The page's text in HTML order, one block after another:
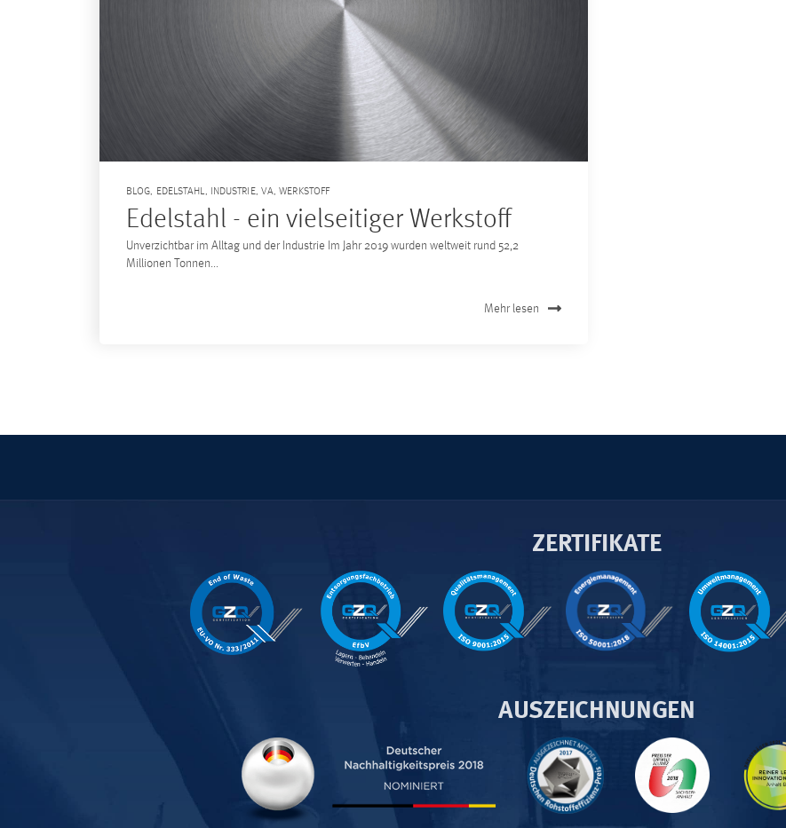
BLOG, EDELSTAHL, INDUSTRIE, VA,WERKSTOFF
Edelstahl - ein vielseitiger Werkstoff
Unverzichtbar im Alltag und der Industrie Im Jahr 2019 wurden weltweit rund 52,2
Millionen Tonnen...
Mehr lesen
ZERTIFIKATE
AUSZEICHNUNGEN